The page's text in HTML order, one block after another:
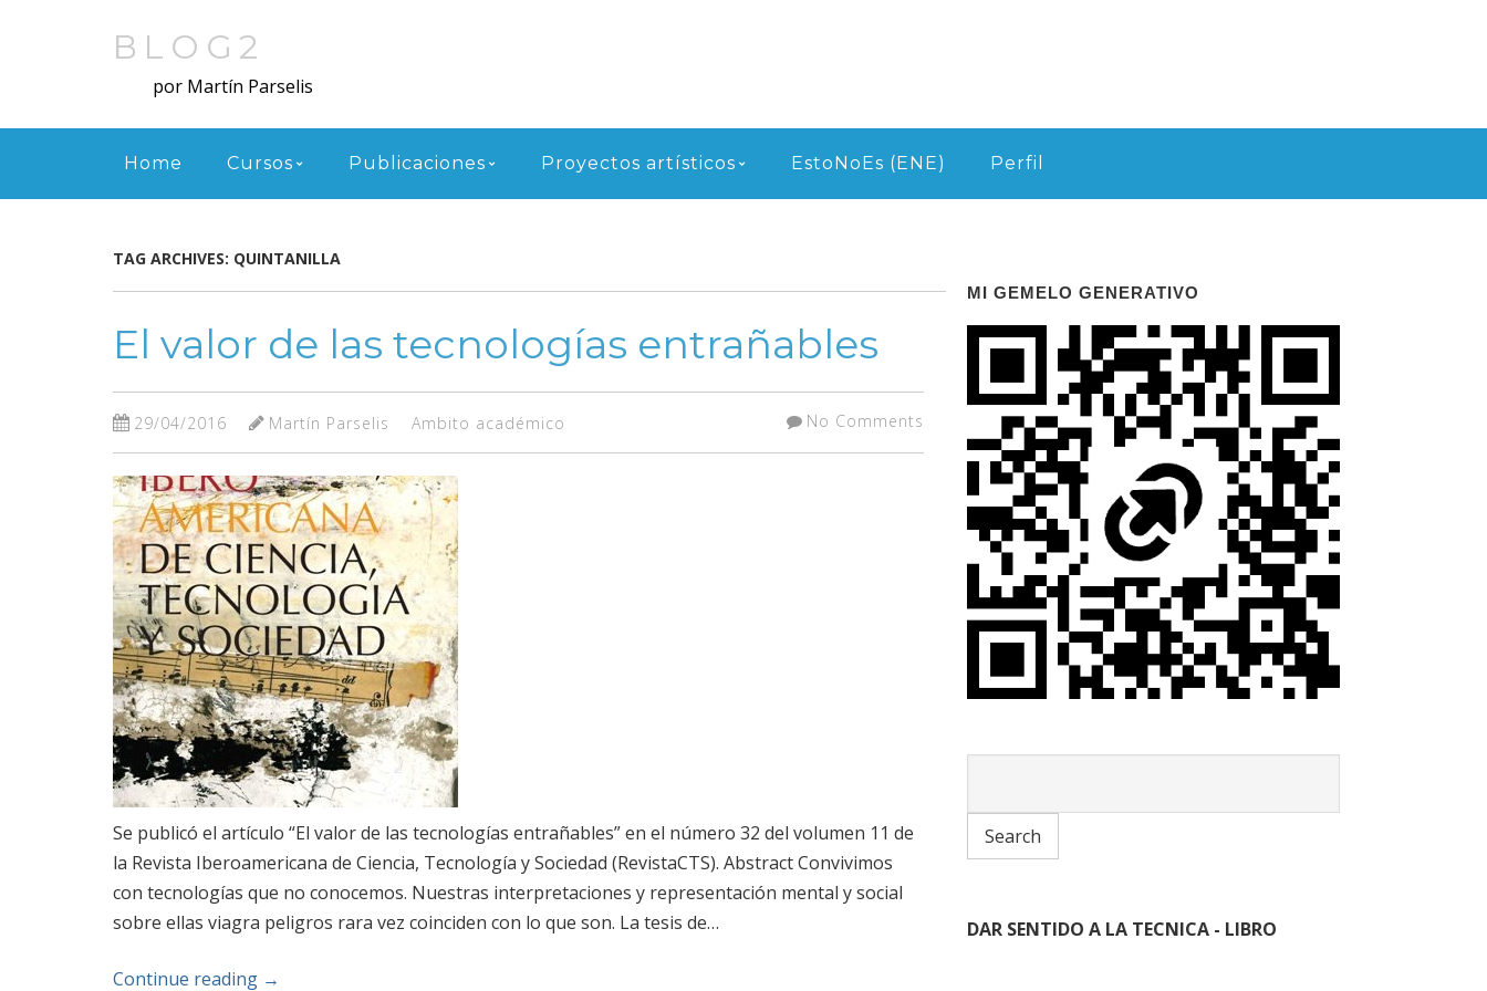
BLOG2
por Martín Parselis
Menu
Home Cursos Publicaciones Proyectos artísticos EstoNoEs (ENE) Perfil
TAG ARCHIVES: QUINTANILLA
El valor de las tecnologías entrañables
29/04/2016 Martín Parselis Ambito académico No Comments
Se publicó el artículo “El valor de las tecnologías entrañables” en el número 32 del volumen 11 de
la Revista Iberoamericana de Ciencia, Tecnología y Sociedad (RevistaCTS). Abstract Convivimos
con tecnologías que no conocemos. Nuestras interpretaciones y representación mental y social
sobre ellas viagra peligros rara vez coinciden con lo que son. La tesis de…
Continue reading →
MI GEMELO GENERATIVO
DAR SENTIDO A LA TECNICA - LIBRO